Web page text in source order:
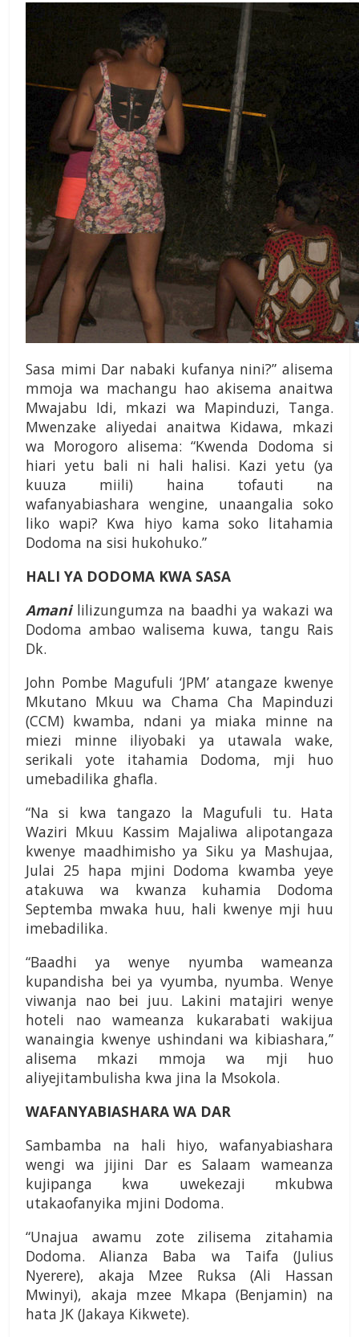
Sasa mimi Dar nabaki kufanya nini?” alisema
mmoja wa machangu hao akisema anaitwa
Mwajabu Idi, mkazi wa Mapinduzi, Tanga.
Mwenzake aliyedai anaitwa Kidawa, mkazi
wa Morogoro alisema: “Kwenda Dodoma si
hiari yetu bali ni hali halisi. Kazi yetu (ya
kuuza miili) haina tofauti na
wafanyabiashara wengine, unaangalia soko
liko wapi? Kwa hiyo kama soko litahamia
Dodoma na sisi hukohuko.”
HALI YA DODOMA KWA SASA
Amani lilizungumza na baadhi ya wakazi wa
Dodoma ambao walisema kuwa, tangu Rais
Dk.
John Pombe Magufuli ‘JPM’ atangaze kwenye
Mkutano Mkuu wa Chama Cha Mapinduzi
(CCM) kwamba, ndani ya miaka minne na
miezi minne iliyobaki ya utawala wake,
serikali yote itahamia Dodoma, mji huo
umebadilika ghafla.
“Na si kwa tangazo la Magufuli tu. Hata
Waziri Mkuu Kassim Majaliwa alipotangaza
kwenye maadhimisho ya Siku ya Mashujaa,
Julai 25 hapa mjini Dodoma kwamba yeye
atakuwa wa kwanza kuhamia Dodoma
Septemba mwaka huu, hali kwenye mji huu
imebadilika.
“Baadhi ya wenye nyumba wameanza
kupandisha bei ya vyumba, nyumba. Wenye
viwanja nao bei juu. Lakini matajiri wenye
hoteli nao wameanza kukarabati wakijua
wanaingia kwenye ushindani wa kibiashara,”
alisema mkazi mmoja wa mji huo
aliyejitambulisha kwa jina la Msokola.
WAFANYABIASHARA WA DAR
Sambamba na hali hiyo, wafanyabiashara
wengi wa jijini Dar es Salaam wameanza
kujipanga kwa uwekezaji mkubwa
utakaofanyika mjini Dodoma.
“Unajua awamu zote zilisema zitahamia
Dodoma. Alianza Baba wa Taifa (Julius
Nyerere), akaja Mzee Ruksa (Ali Hassan
Mwinyi), akaja mzee Mkapa (Benjamin) na
hata JK (Jakaya Kikwete).